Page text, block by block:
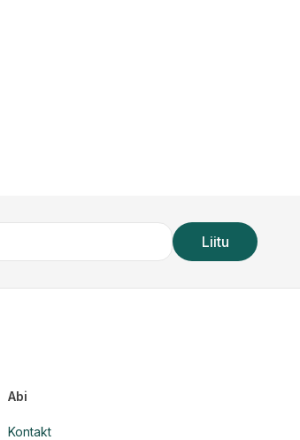
Liitu
Abi
Kontakt